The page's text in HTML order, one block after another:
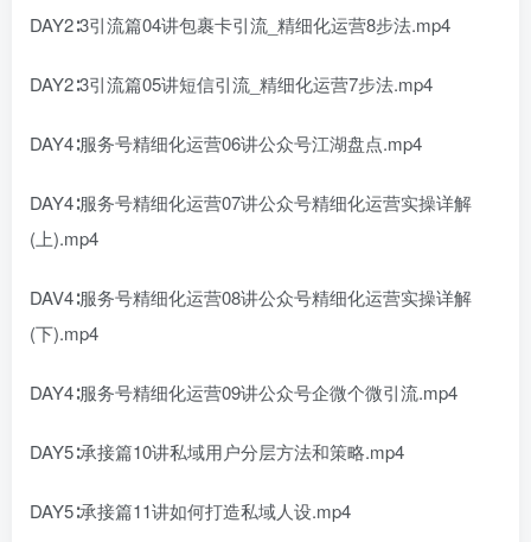
DAY2∶3引流篇04讲包裹卡引流_精细化运营8步法.mp4
DAY2∶3引流篇05讲短信引流_精细化运营7步法.mp4
DAY4∶服务号精细化运营06讲公众号江湖盘点.mp4
DAY4∶服务号精细化运营07讲公众号精细化运营实操详解
(上).mp4
DAV4∶服务号精细化运营08讲公众号精细化运营实操详解
(下).mp4
DAY4∶服务号精细化运营09讲公众号企微个微引流.mp4
DAY5∶承接篇10讲私域用户分层方法和策略.mp4
DAY5∶承接篇11讲如何打造私域人设.mp4